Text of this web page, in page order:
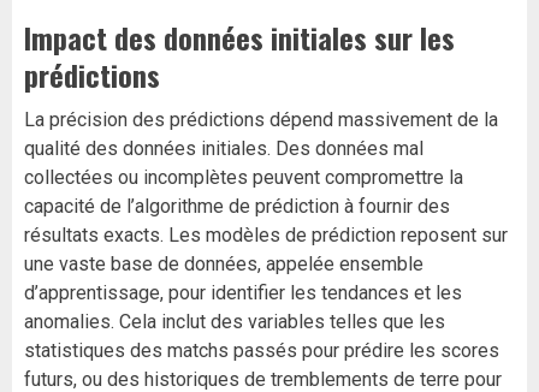
Impact des données initiales sur les
prédictions
La précision des prédictions dépend massivement de la
qualité des données initiales. Des données mal
collectées ou incomplètes peuvent compromettre la
capacité de l’algorithme de prédiction à fournir des
résultats exacts. Les modèles de prédiction reposent sur
une vaste base de données, appelée ensemble
d’apprentissage, pour identifier les tendances et les
anomalies. Cela inclut des variables telles que les
statistiques des matchs passés pour prédire les scores
futurs, ou des historiques de tremblements de terre pour